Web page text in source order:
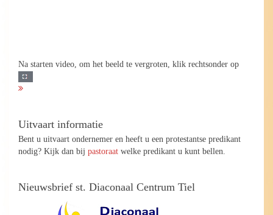
Na starten video, om het beeld te vergroten, klik rechtsonder op
Uitvaart informatie
Bent u uitvaart ondernemer en heeft u een protestantse predikant
nodig? Kijk dan bij pastoraat welke predikant u kunt bellen.
Nieuwsbrief st. Diaconaal Centrum Tiel